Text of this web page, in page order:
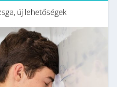
új lehetőségek